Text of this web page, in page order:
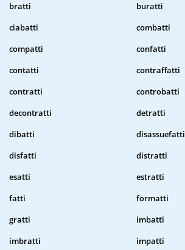
bratti
buratti
ciabatti
combatti
compatti
confatti
contatti
contraffatti
contratti
controbatti
decontratti
detratti
dibatti
disassuefatti
disfatti
distratti
esatti
estratti
fatti
formatti
gratti
imbatti
imbratti
impatti